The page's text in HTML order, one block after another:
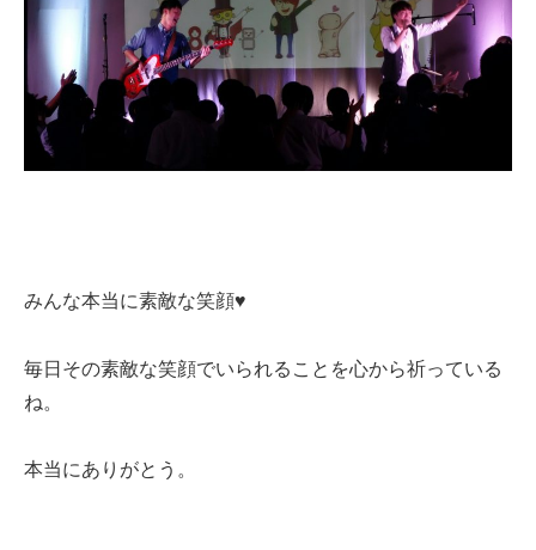
みんな本当に素敵な笑顔♥
毎日その素敵な笑顔でいられることを心から祈っている
ね。
本当にありがとう。